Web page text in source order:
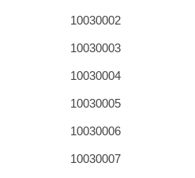
10030002
10030003
10030004
10030005
10030006
10030007